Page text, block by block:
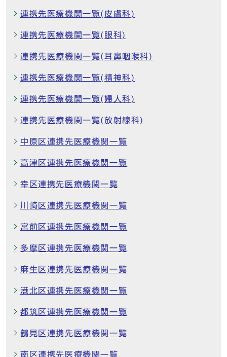
連携先医療機関一覧(皮膚科)
連携先医療機関一覧(眼科)
連携先医療機関一覧(耳鼻咽喉科)
連携先医療機関一覧(精神科)
連携先医療機関一覧(婦人科)
連携先医療機関一覧(放射線科)
中原区連携先医療機関一覧
高津区連携先医療機関一覧
幸区連携先医療機関一覧
川崎区連携先医療機関一覧
宮前区連携先医療機関一覧
多摩区連携先医療機関一覧
麻生区連携先医療機関一覧
港北区連携先医療機関一覧
都筑区連携先医療機関一覧
鶴見区連携先医療機関一覧
南区連携先医療機関一覧